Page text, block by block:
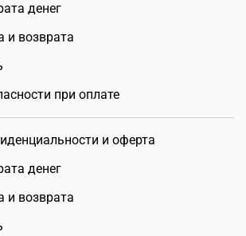
денег
и возврата
при оплате
и оферта
денег
и возврата